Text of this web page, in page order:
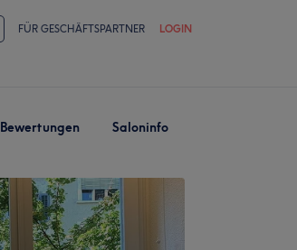
FÜR GESCHÄFTSPARTNER LOGIN
Bewertungen Saloninfo